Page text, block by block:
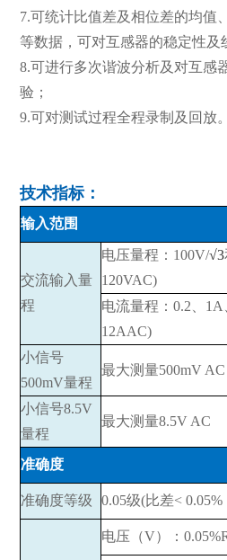
7.可统计比值差及相位差的均值
等数据，可对互感器的稳定性及
8.可进行多次谐波分析及对互感
验；
9.可对测试过程全程录制及回放。
技术指标：
输入范围
交流输入量
程
电压量程：100V/√3
120VAC)
电流量程：0.2、
12AAC)
小信号
500mV量程
最大测量500mV AC
小信号8.5V
量程
最大测量8.5V AC
准确度
准确度等级 0.05级(比差<
电压（V）：